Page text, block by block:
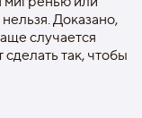
Доказано,
случается
так, чтобы
«Европа-